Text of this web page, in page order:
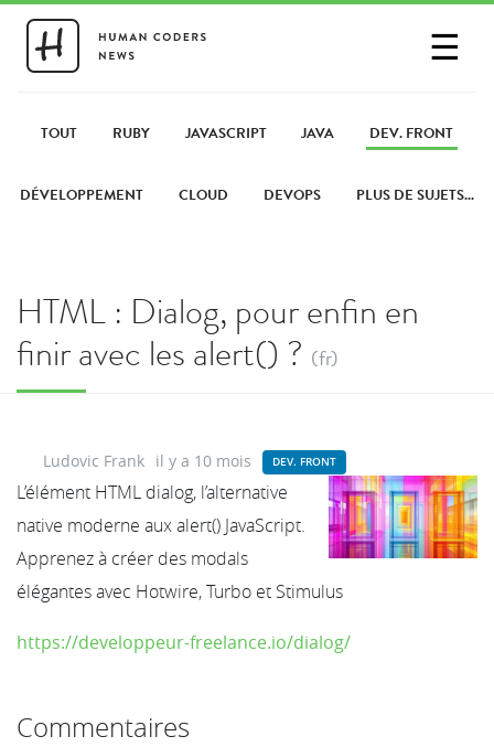
☰
PARTAGER UN LIEN
TOUT RUBY JAVASCRIPT JAVA DEV. FRONT
DÉVELOPPEMENT CLOUD DEVOPS PLUS DE SUJETS...
HTML : Dialog, pour enfin en
finir avec les alert() ? (fr)
Ludovic Frank il y a 10 mois DEV. FRONT
L’élément HTML dialog, l’alternative
native moderne aux alert() JavaScript.
Apprenez à créer des modals
élégantes avec Hotwire, Turbo et Stimulus
https://developpeur-freelance.io/dialog/
Commentaires